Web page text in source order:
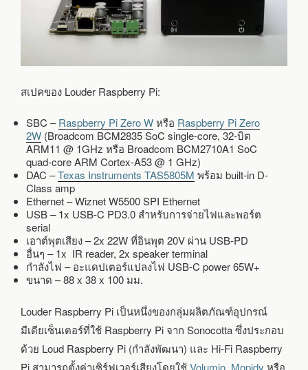
สเปคของ Louder Raspberry Pi:
SBC –Raspberry Pi Zero Wหรือ Raspberry Pi Zero
2W(Broadcom BCM2835 SoC single-core, 32-บิต
ARM11 @ 1GHz หรือ Broadcom BCM2710A1 SoC
quad-core ARM Cortex-A53 @ 1 GHz)
DAC –Texas Instruments TAS5805M พร้อม built-in D-
Class amp
Ethernet – Wiznet W5500 SPI Ethernet
USB – 1x USB-C PD3.0 สำหรับการจ่ายไฟและพอร์ต
serial
เอาต์พุตเสียง – 2x 22W ที่อินพุต 20V ผ่าน USB-PD
อื่นๆ – 1x IR reader, 2x speaker terminal
กำลังไฟ – อะแดปเตอร์แปลงไฟ USB-C power 65W+
ขนาด – 88 x 38 x 100 มม.
Louder Raspberry Pi เป็นหนึ่งของกลุ่มผลิตภัณฑ์อุปกรณ์
มีเดียเซ็นเตอร์ที่ใช้ Raspberry Pi จาก Sonocotta ซึ่งประกอบ
ด้วย Loud Raspberry Pi (กำลังพัฒนา) และ Hi-Fi Raspberry
Pi สามารถตั้งค่าเซิร์ฟเวอร์เสียงโดยใช้Volumio, Mopidy หรือ